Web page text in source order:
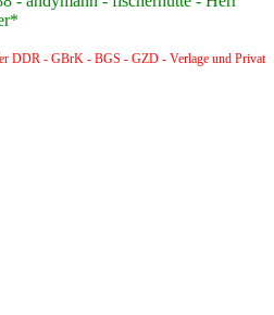
DDR - GBrK - BGS - GZD - Verlage und Privat